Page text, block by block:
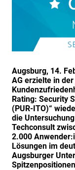
Augsburg, 14.
AG erzielte in
Rating: Security
(PUR-ITO)“
die
Techconsult
2.000
Lösungen im
Augsburger